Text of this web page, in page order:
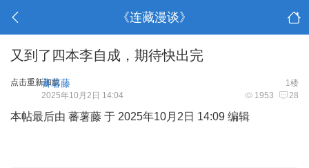
《连藏漫谈》
又到了四本李自成，期待快出完
点击重新加载 1楼
蕃薯藤
1953 28
2025年10月2日 14:04
本帖最后由 蕃薯藤 于 2025年10月2日 14:09 编辑